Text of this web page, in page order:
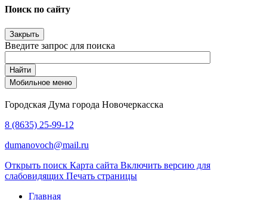
Поиск по сайту
Закрыть
Введите запрос для поиска
Найти
Мобильное меню
Городская Дума города Новочеркасска
8 (8635) 25-99-12
dumanovoch@mail.ru
Открыть поиск Карта сайта Включить версию для
слабовидящих Печать страницы
Главная